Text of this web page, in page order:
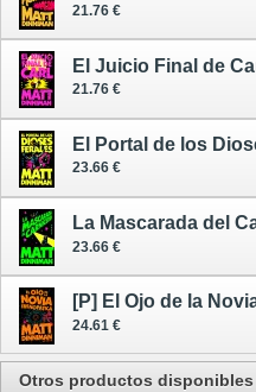
21.76 €
El Juicio Final de
21.76 €
23.66 €
23.66 €
24.61 €
Otros productos